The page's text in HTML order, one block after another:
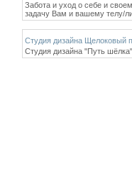
Забота и уход о себе и
задачу Вам и вашему телу/
Студия дизайна Щелоковый
Студия дизайна "Путь шёлка"